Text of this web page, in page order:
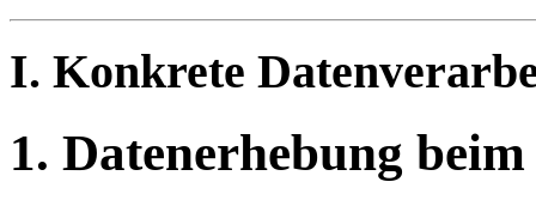
I. Konkrete
1. Datenerhebung